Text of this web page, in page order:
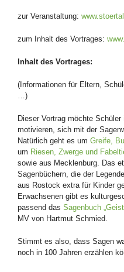
zur Veranstaltung:
zum Inhalt des Vortrages:
Inhalt des Vortrages:
(Informationen für Eltern,
…)
Dieser Vortrag möchte
motivieren, sich mit der
Natürlich geht es um Greife,
um Riesen, Zwerge und
sowie aus Mecklenburg. Das
Sagenbüchern, die der
aus Rostock extra für Kinder
Erwachsenen gibt es
passend das Sagenbuch
MV von Hartmut Schmied.
Stimmt es also, dass Sagen
noch in 100 Jahren erzählen